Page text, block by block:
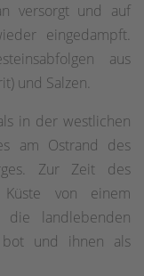
versorgt und auf
eingedampft.
aus
und Salzen.
in der westlichen
am Ostrand des
Zur Zeit des
von einem
die landlebenden
bot und ihnen als